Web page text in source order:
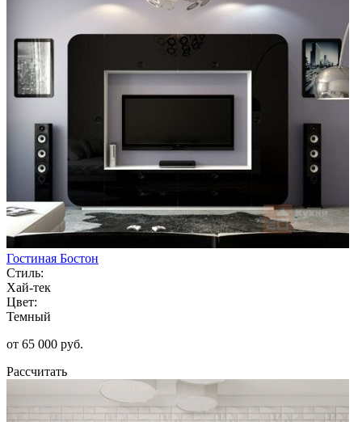
Гостиная Бостон
Стиль:
Хай-тек
Цвет:
Темный
от 65 000 руб.
Рассчитать